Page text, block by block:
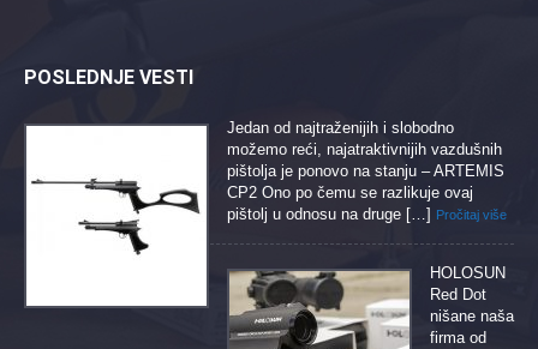
POSLEDNJE VESTI
Jedan od najtraženijih i slobodno
možemo reći, najatraktivnijih vazdušnih
pištolja je ponovo na stanju – ARTEMIS
CP2 Ono po čemu se razlikuje ovaj
pištolj u odnosu na druge […] Pročitaj više
HOLOSUN
Red Dot
nišane naša
firma od